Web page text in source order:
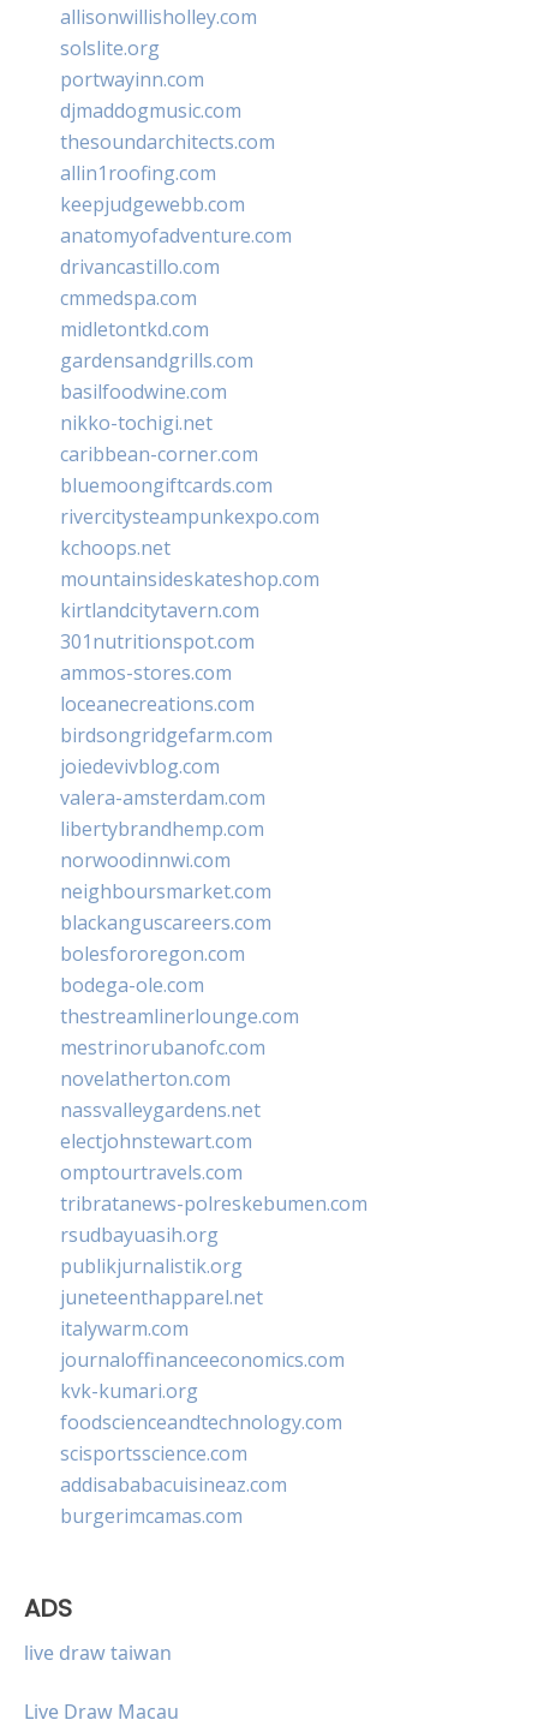
allisonwillisholley.com
solslite.org
portwayinn.com
djmaddogmusic.com
thesoundarchitects.com
allin1roofing.com
keepjudgewebb.com
anatomyofadventure.com
drivancastillo.com
cmmedspa.com
midletontkd.com
gardensandgrills.com
basilfoodwine.com
nikko-tochigi.net
caribbean-corner.com
bluemoongiftcards.com
rivercitysteampunkexpo.com
kchoops.net
mountainsideskateshop.com
kirtlandcitytavern.com
301nutritionspot.com
ammos-stores.com
loceanecreations.com
birdsongridgefarm.com
joiedevivblog.com
valera-amsterdam.com
libertybrandhemp.com
norwoodinnwi.com
neighboursmarket.com
blackanguscareers.com
bolesfororegon.com
bodega-ole.com
thestreamlinerlounge.com
mestrinorubanofc.com
novelatherton.com
nassvalleygardens.net
electjohnstewart.com
omptourtravels.com
tribratanews-polreskebumen.com
rsudbayuasih.org
publikjurnalistik.org
juneteenthapparel.net
italywarm.com
journaloffinanceeconomics.com
kvk-kumari.org
foodscienceandtechnology.com
scisportsscience.com
addisababacuisineaz.com
burgerimcamas.com
ADS
live draw taiwan
Live Draw Macau